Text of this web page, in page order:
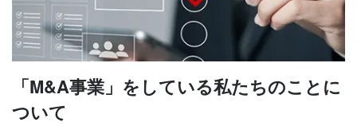
「M&A事業」をしている私たちのことに
ついて